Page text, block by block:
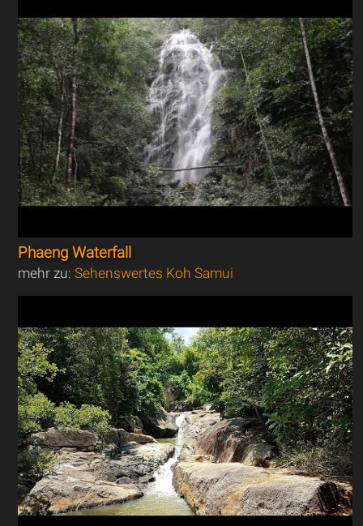
Phaeng Waterfall
mehr zu:Sehenswertes Koh Samui